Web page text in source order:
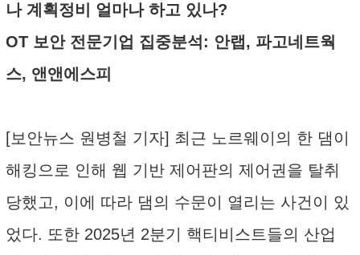
나 계획정비 얼마나 하고 있나?
OT 보안 전문기업 집중분석: 안랩, 파고네트웍
스, 앤앤에스피
[보안뉴스 원병철 기자] 최근 노르웨이의 한 댐이
해킹으로 인해 웹 기반 제어판의 제어권을 탈취
당했고, 이에 따라 댐의 수문이 열리는 사건이 있
었다. 또한 2025년 2분기 핵티비스트들의 산업